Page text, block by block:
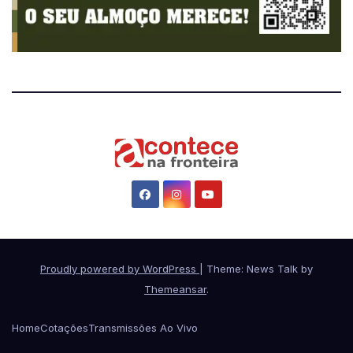
Proudly powered by WordPress
Theme: News Talk by
Themeansar.
HomeCotaçõesTransmissões Ao Vivo